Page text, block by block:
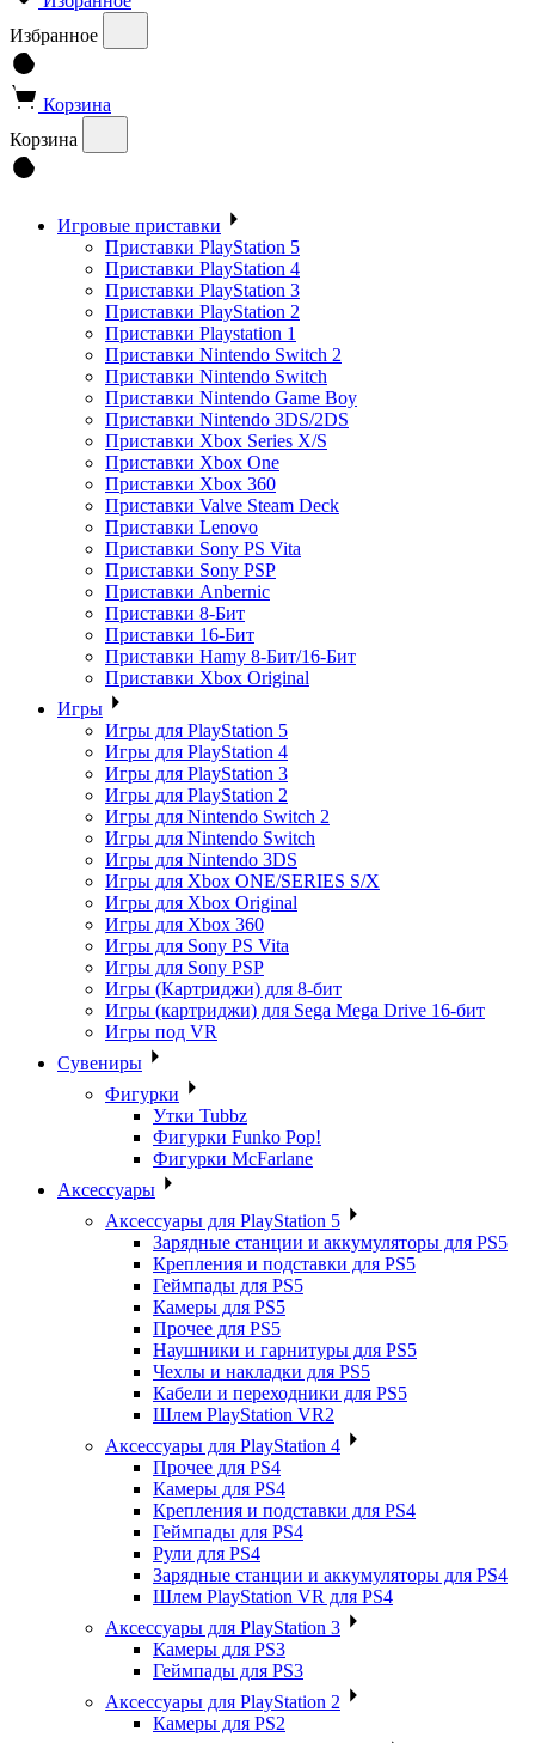
Избранное
Корзина
Корзина
Игровые приставки
Приставки PlayStation 5
Приставки PlayStation 4
Приставки PlayStation 3
Приставки PlayStation 2
Приставки Playstation 1
Приставки Nintendo Switch 2
Приставки Nintendo Switch
Приставки Nintendo Game Boy
Приставки Nintendo 3DS/2DS
Приставки Xbox Series X/S
Приставки Xbox One
Приставки Xbox 360
Приставки Valve Steam Deck
Приставки Lenovo
Приставки Sony PS Vita
Приставки Sony PSP
Приставки Anbernic
Приставки 8-Бит
Приставки 16-Бит
Приставки Hamy 8-Бит/16-Бит
Приставки Xbox Original
Игры
Игры для PlayStation 5
Игры для PlayStation 4
Игры для PlayStation 3
Игры для PlayStation 2
Игры для Nintendo Switch 2
Игры для Nintendo Switch
Игры для Nintendo 3DS
Игры для Xbox ONE/SERIES S/X
Игры для Xbox Original
Игры для Xbox 360
Игры для Sony PS Vita
Игры для Sony PSP
Игры (Картриджи) для 8-бит
Игры (картриджи) для Sega Mega Drive 16-бит
Игры под VR
Сувениры
Фигурки
Утки Tubbz
Фигурки Funko Pop!
Фигурки McFarlane
Аксессуары
Аксессуары для PlayStation 5
Зарядные станции и аккумуляторы для PS5
Крепления и подставки для PS5
Геймпады для PS5
Камеры для PS5
Прочее для PS5
Наушники и гарнитуры для PS5
Чехлы и накладки для PS5
Кабели и переходники для PS5
Шлем PlayStation VR2
Аксессуары для PlayStation 4
Прочее для PS4
Камеры для PS4
Крепления и подставки для PS4
Геймпады для PS4
Рули для PS4
Зарядные станции и аккумуляторы для PS4
Шлем PlayStation VR для PS4
Аксессуары для PlayStation 3
Камеры для PS3
Геймпады для PS3
Аксессуары для PlayStation 2
Камеры для PS2